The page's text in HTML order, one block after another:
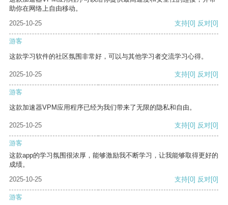
助你在网络上自由移动。
2025-10-25
支持[0] 反对[0]
游客
这款学习软件的社区氛围非常好，可以与其他学习者交流学习心得。
2025-10-25 支持[0] 反对[0]
游客
这款加速器VPM应用程序已经为我们带来了无限的隐私和自由。
2025-10-25 支持[0] 反对[0]
游客
这款app的学习氛围很浓厚，能够激励我不断学习，让我能够取得更好的
成绩。
2025-10-25
支持[0] 反对[0]
游客